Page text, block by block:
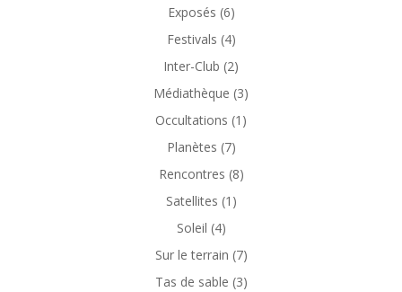
Exposés (6)
Festivals (4)
Inter-Club (2)
Médiathèque (3)
Occultations (1)
Planètes (7)
Rencontres (8)
Satellites (1)
Soleil (4)
Sur le terrain (7)
Tas de sable (3)